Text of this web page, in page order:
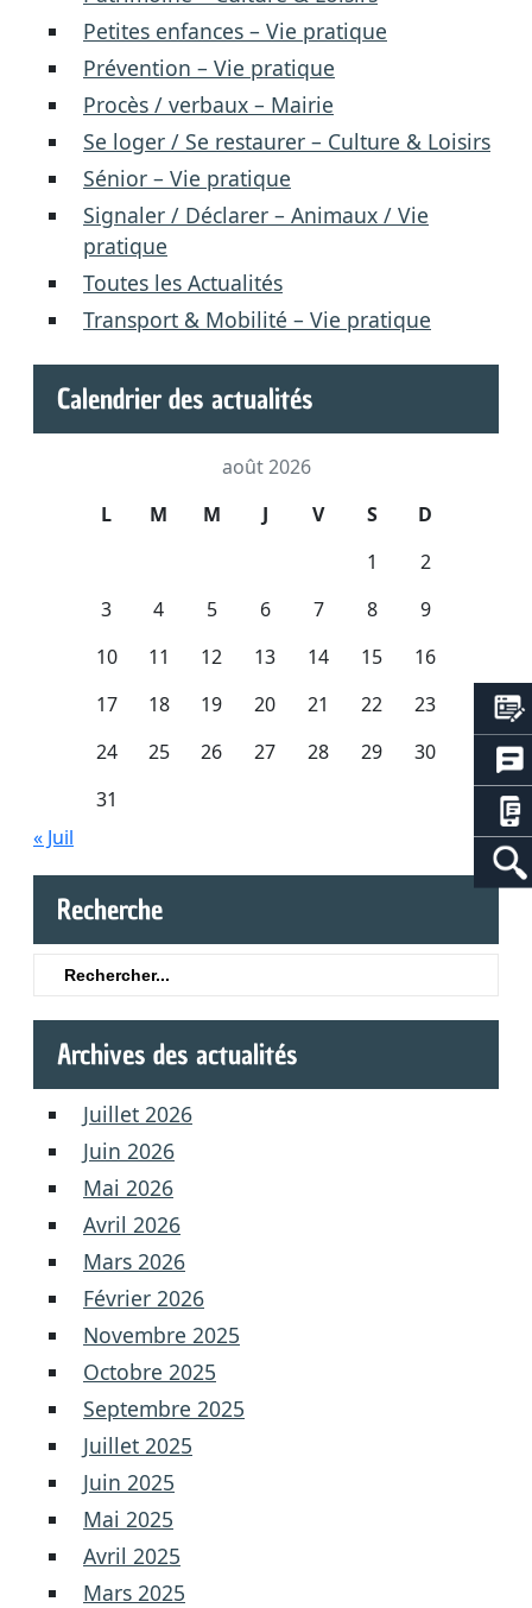
Petites enfances – Vie pratique
Prévention – Vie pratique
Procès / verbaux – Mairie
Se loger / Se restaurer – Culture & Loisirs
Sénior – Vie pratique
Signaler / Déclarer – Animaux / Vie
pratique
Toutes les Actualités
Transport & Mobilité – Vie pratique
Calendrier des actualités
août 2026
L
M M J V S
D
1
2
3
4 5 6 7 8
9
10
11 12 13 14 15
16
17
18 19 20 21 22
23
24
25 26 27 28 29
30
31
« Juil
Recherche
Archives des actualités
Juillet 2026
Juin 2026
Mai 2026
Avril 2026
Mars 2026
Février 2026
Novembre 2025
Octobre 2025
Septembre 2025
Juillet 2025
Juin 2025
Mai 2025
Avril 2025
Mars 2025